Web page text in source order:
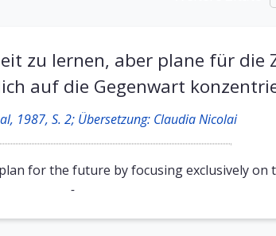
zu lernen, aber plane für
auf die Gegenwart
1987, S. 2; Übersetzung: Claudia Nicolai
for the future by focusing exclusively on
-